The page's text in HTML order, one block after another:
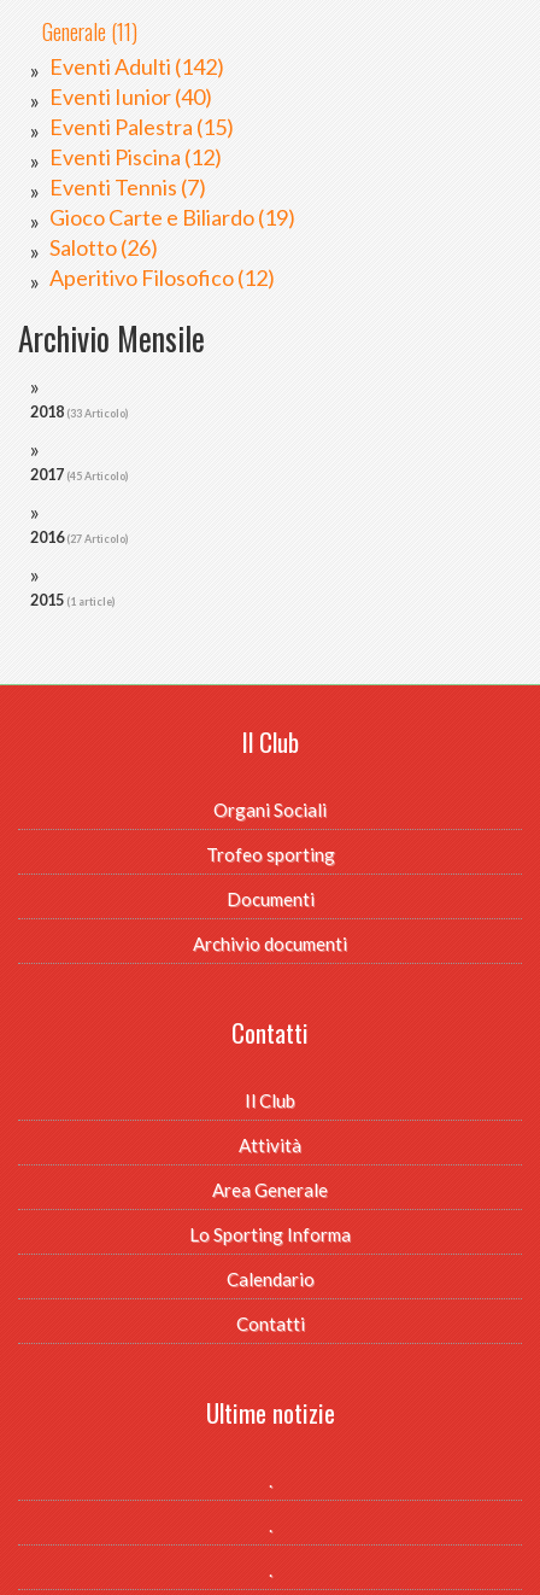
Generale (11)
Eventi Adulti (142)
Eventi Iunior (40)
Eventi Palestra (15)
Eventi Piscina (12)
Eventi Tennis (7)
Gioco Carte e Biliardo (19)
Salotto (26)
Aperitivo Filosofico (12)
Archivio Mensile
2018 (33 Articolo)
2017 (45 Articolo)
2016(27 Articolo)
2015 (1 article)
Il Club
Organi Sociali
Trofeo sporting
Documenti
Archivio documenti
Contatti
Il Club
Attività
Area Generale
Lo Sporting Informa
Calendario
Contatti
Ultime notizie
.
.
.